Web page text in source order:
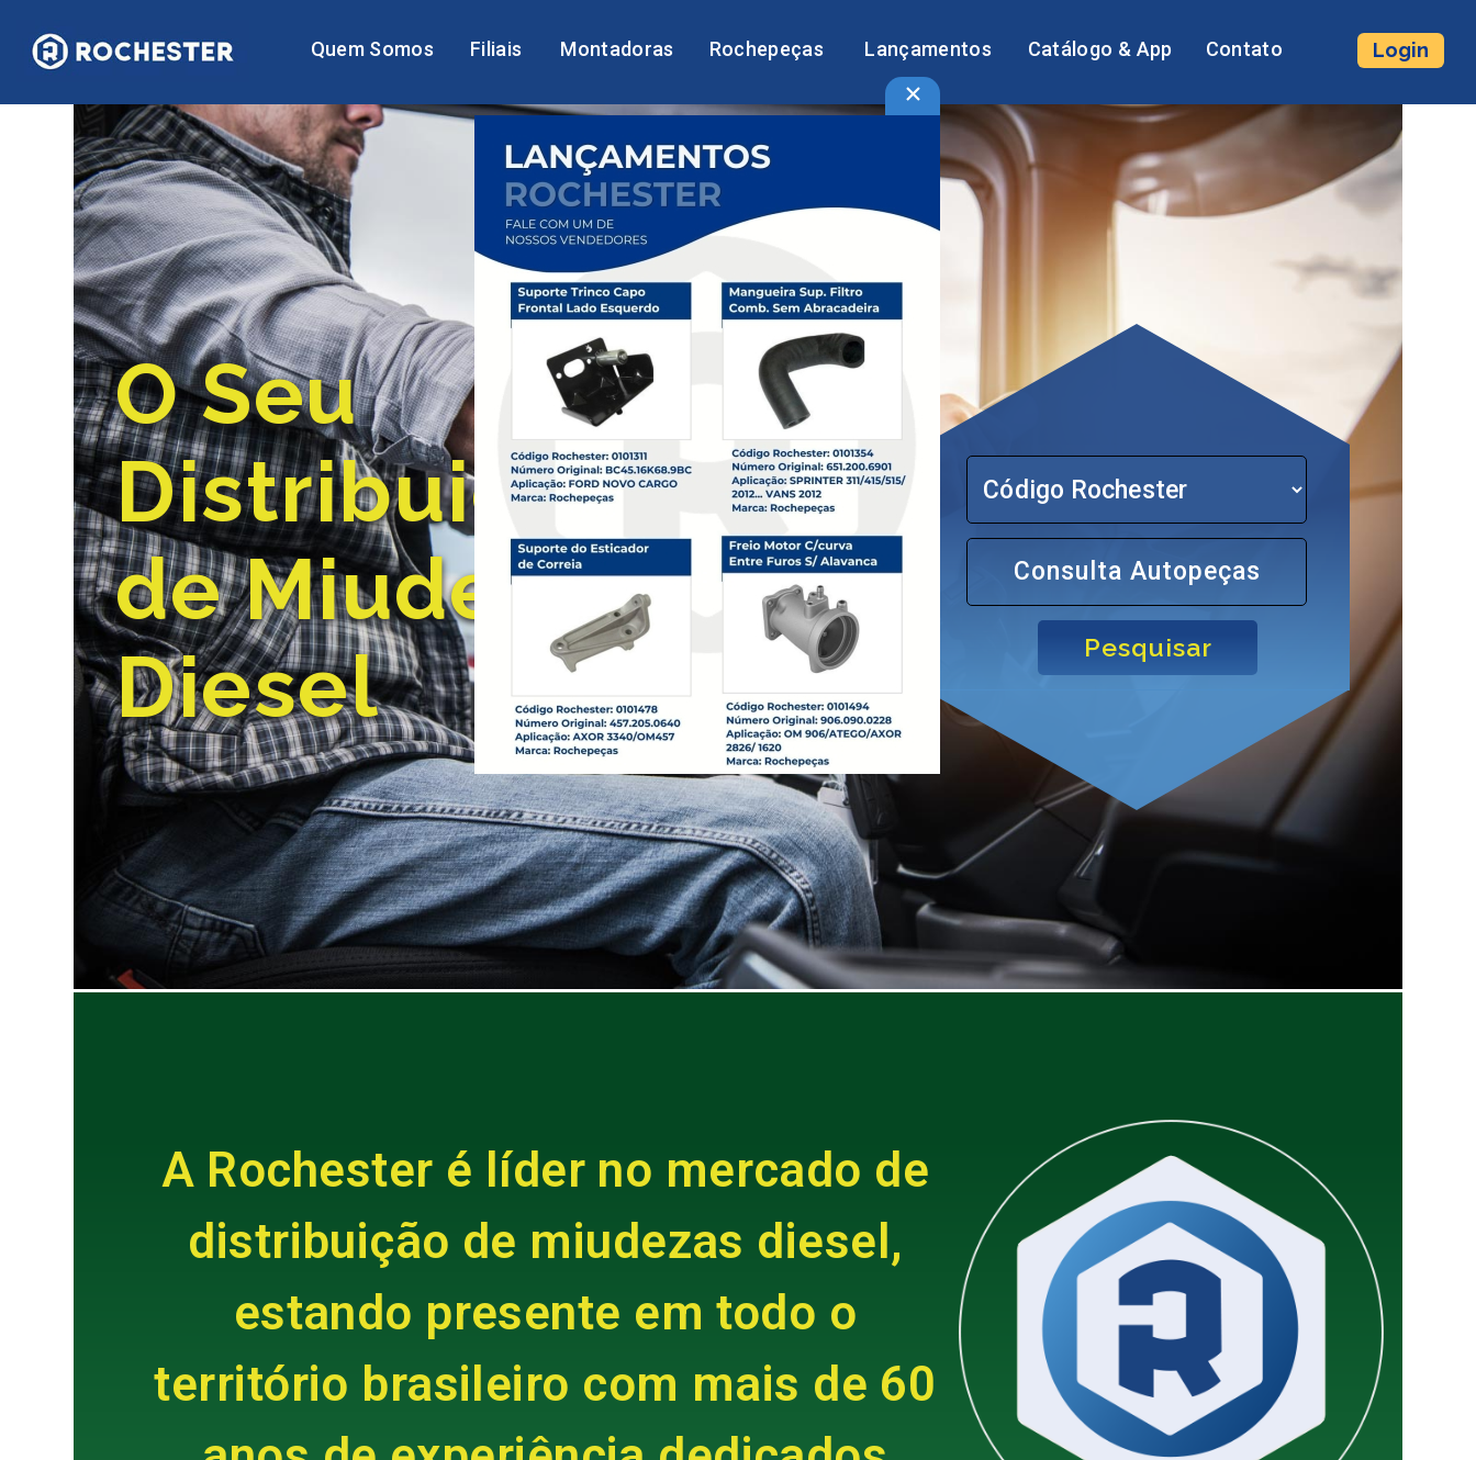
×
Quem Somos Filiais Montadoras Rochepeças Lançamentos Catálogo & App Contato Login
O Seu
Distribuidor
de Miudezas
Diesel
A Rochester é líder no mercado de
distribuição de miudezas diesel,
estando presente em todo o
território brasileiro com mais de 60